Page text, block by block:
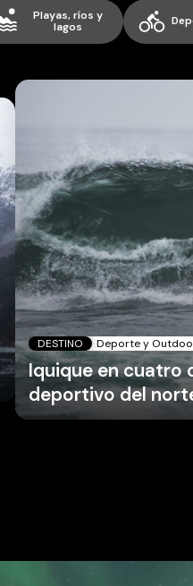
Playas, ríos y
lagos
DESTINO Deporte y
Iquique en cuatro
deportivo del